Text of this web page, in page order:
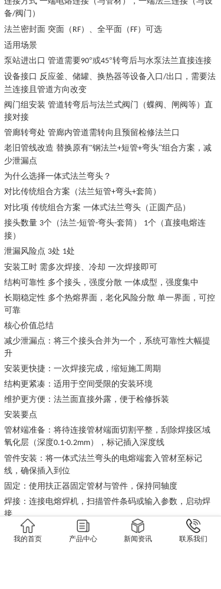
备/阀门）
法兰密封面 突面（ RF）、全平面（ FF）可选
适用场景
泵站进出口 管道需要90°或45°转弯后与水泵法兰直接连接
设备接口 反应釜、储罐、换热器等设备入口/出口，需要法
兰连接且管道方向改变
阀门组安装 管道转弯后与法兰式阀门（蝶阀、闸阀等）直
接对接
管廊转弯处 管廊内管道需转向且预留检修法兰口
老旧管线改造 替换原有“钢法兰+短管+弯头”组合方案，减
少泄漏点
为什么选择一体式法兰弯头？
对比传统组合方案（法兰短管+弯头+套筒）
对比项 传统组合方案 一体式法兰弯头（正圆产品）
接头数量 3个（法兰-短管-弯头-套筒） 1个（直接电熔连
接）
泄漏风险点 3处 1处
安装工时 需多次焊接、冷却 一次焊接即可
结构可靠性 多个接头，强度分散 一体成型，强度集中
长期稳定性 多个热熔界面，老化风险分散 单一界面，可控
可靠
核心价值总结
减少泄漏点：将三个接头合并为一个，系统可靠性大幅提
升
安装更快捷：一次焊接完成，缩短施工周期
结构更紧凑：适用于空间受限的安装环境
维护更方便：法兰面直接外露，便于检修拆装
安装要点
管材端准备：将待连接管材端面切割平整，刮除焊接区域
氧化层（深度0.1-0.2mm），标记插入深度线
管件安装：将一体式法兰弯头的电熔端套入管材至标记
线，确保插入到位
固定：使用扶正器固定管材与管件，保持同轴度
焊接：连接电熔焊机，扫描管件条码或输入参数，启动焊
接
冷却：焊接完成后自然冷却至常温（严禁移动或强制冷
却）
我的首页 产品中心 新闻资讯 联系我们